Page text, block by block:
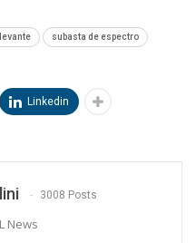
subasta de espectro
Linkedin
3008 Posts
News